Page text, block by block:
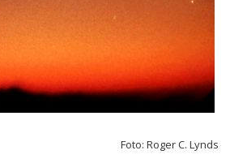
Foto: Roger C. Lynds